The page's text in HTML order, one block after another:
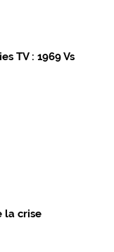
TV : 1969 Vs
la crise